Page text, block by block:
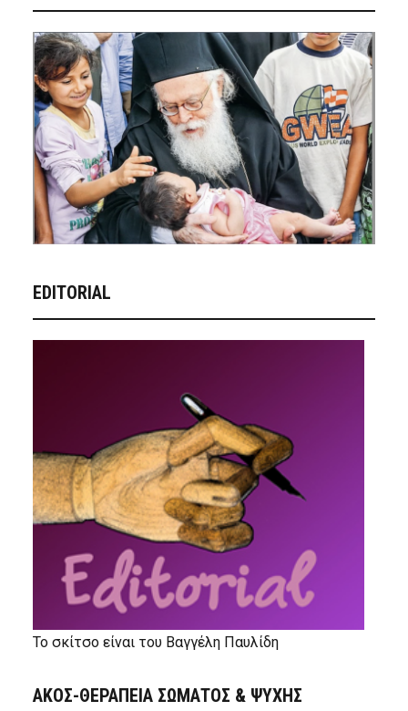
EDITORIAL
Το σκίτσο είναι του Βαγγέλη Παυλίδη
ΑΚΟΣ-ΘΕΡΑΠΕΙΑ ΣΩΜΑΤΟΣ & ΨΥΧΗΣ